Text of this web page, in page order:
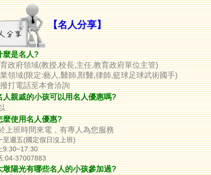
【名人分享】
麼是名人?
政府領域(教授,校長,主任,教育政府單位主管)
領域(限定:藝人,醫師,獸醫,律師,籃球足球武術國手)
打電話至本會洽詢
人親戚的小孩可以用名人優惠嗎?
麼使用名人優惠?
上班時間來電，有專人為您服務
週五(國定假日沒上班)
9:30~17:30
:04-37007883
墩陽光有哪些名人的小孩參加過?